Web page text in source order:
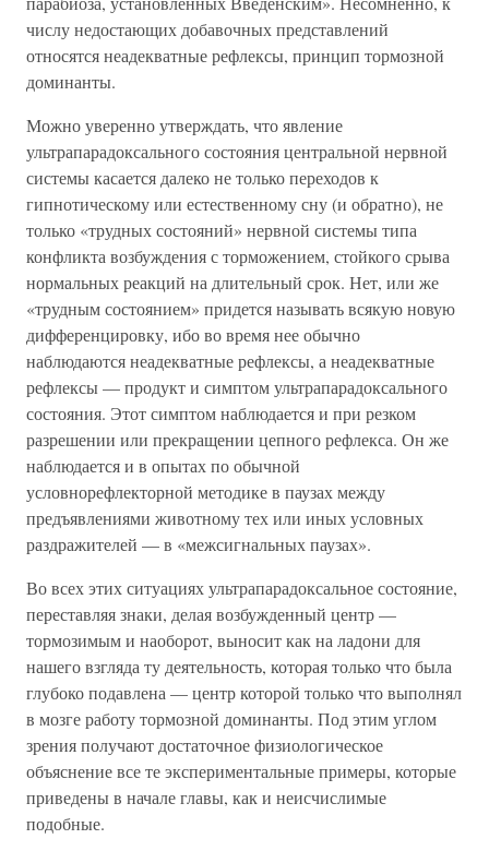
числу недостающих добавочных представлений
относятся неадекватные рефлексы, принцип тормозной
доминанты.
Можно уверенно утверждать, что явление
ультрапарадоксального состояния центральной нервной
системы касается далеко не только переходов к
гипнотическому или естественному сну (и обратно), не
только «трудных состояний» нервной системы типа
конфликта возбуждения с торможением, стойкого срыва
нормальных реакций на длительный срок. Нет, или же
«трудным состоянием» придется называть всякую новую
дифференцировку, ибо во время нее обычно
наблюдаются неадекватные рефлексы, а неадекватные
рефлексы — продукт и симптом ультрапарадоксального
состояния. Этот симптом наблюдается и при резком
разрешении или прекращении цепного рефлекса. Он же
наблюдается и в опытах по обычной
условнорефлекторной методике в паузах между
предъявлениями животному тех или иных условных
раздражителей — в «межсигнальных паузах».
Во всех этих ситуациях ультрапарадоксальное состояние,
переставляя знаки, делая возбужденный центр —
тормозимым и наоборот, выносит как на ладони для
нашего взгляда ту деятельность, которая только что была
глубоко подавлена — центр которой только что выполнял
в мозге работу тормозной доминанты. Под этим углом
зрения получают достаточное физиологическое
объяснение все те экспериментальные примеры, которые
приведены в начале главы, как и неисчислимые
подобные.